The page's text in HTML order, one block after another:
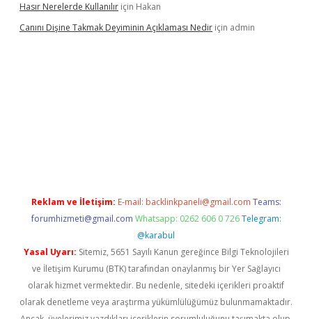
Hasır Nerelerde Kullanılır için Hakan
Canını Dişine Takmak Deyiminin Açıklaması Nedir için admin
Reklam ve İletişim: E-mail: backlinkpaneli@gmail.com Teams:
forumhizmeti@gmail.com Whatsapp: 0262 606 0 726 Telegram:
@karabul
Yasal Uyarı: Sitemiz, 5651 Sayılı Kanun gereğince Bilgi Teknolojileri
ve İletişim Kurumu (BTK) tarafından onaylanmış bir Yer Sağlayıcı
olarak hizmet vermektedir. Bu nedenle, sitedeki içerikleri proaktif
olarak denetleme veya araştırma yükümlülüğümüz bulunmamaktadır.